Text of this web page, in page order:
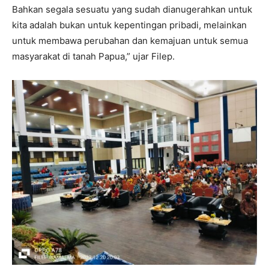
Bahkan segala sesuatu yang sudah dianugerahkan untuk
kita adalah bukan untuk kepentingan pribadi, melainkan
untuk membawa perubahan dan kemajuan untuk semua
masyarakat di tanah Papua,” ujar Filep.